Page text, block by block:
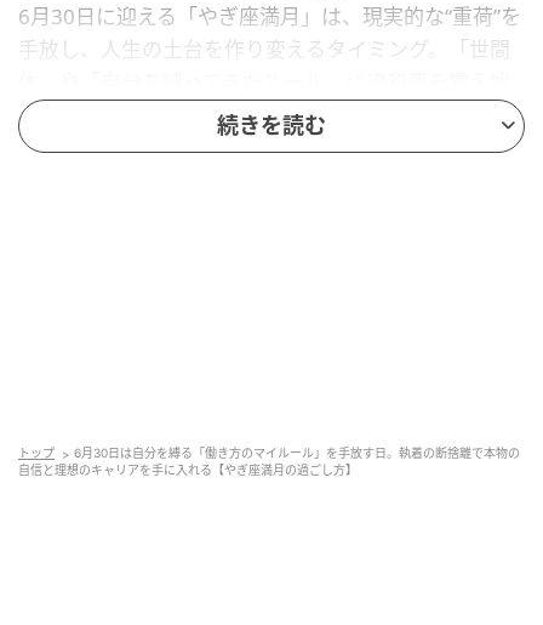
6月30日に迎える「やぎ座満月」は、現実的な“重荷”を
手放し、人生の土台を作り変えるタイミング。「世間
める人もいるでしょう。
きた努力が実を結ぶとき。同時に、「もう不要になっ
た古いルールや重荷」を手放すタイミングでもありま
続きを読む
トップ
6月30日は自分を縛る「働き方のマイルール」を手放す日。執着の断捨離で本物の
自信と理想のキャリアを手に入れる【やぎ座満月の過ごし方】